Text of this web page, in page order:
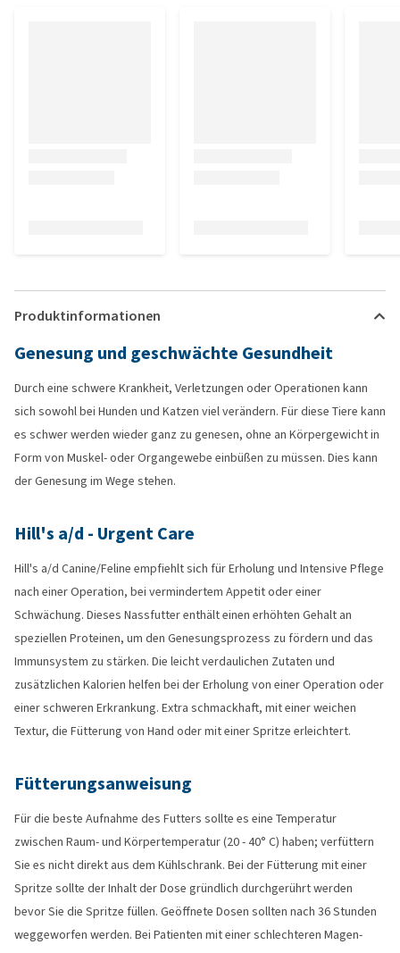
Produktinformationen
Genesung und geschwächte Gesundheit
Durch eine schwere Krankheit, Verletzungen oder Operationen kann
sich sowohl bei Hunden und Katzen viel verändern. Für diese Tiere kann
es schwer werden wieder ganz zu genesen, ohne an Körpergewicht in
Form von Muskel- oder Organgewebe einbüßen zu müssen. Dies kann
der Genesung im Wege stehen.
Hill's a/d - Urgent Care
Hill's a/d Canine/Feline empfiehlt sich für Erholung und Intensive Pflege
nach einer Operation, bei vermindertem Appetit oder einer
Schwächung. Dieses Nassfutter enthält einen erhöhten Gehalt an
speziellen Proteinen, um den Genesungsprozess zu fördern und das
Immunsystem zu stärken. Die leicht verdaulichen Zutaten und
zusätzlichen Kalorien helfen bei der Erholung von einer Operation oder
einer schweren Erkrankung. Extra schmackhaft, mit einer weichen
Textur, die Fütterung von Hand oder mit einer Spritze erleichtert.
Fütterungsanweisung
Für die beste Aufnahme des Futters sollte es eine Temperatur
zwischen Raum- und Körpertemperatur (20 - 40° C) haben; verfüttern
Sie es nicht direkt aus dem Kühlschrank. Bei der Fütterung mit einer
Spritze sollte der Inhalt der Dose gründlich durchgerührt werden
bevor Sie die Spritze füllen. Geöffnete Dosen sollten nach 36 Stunden
weggeworfen werden. Bei Patienten mit einer schlechteren Magen-